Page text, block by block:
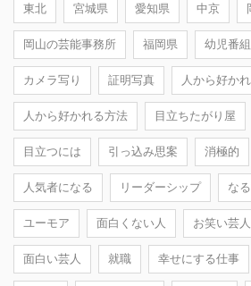
東北 宮城県 愛知県 中京
岡山の芸能事務所 福岡県 幼児番組
カメラ写り 証明写真 人から好か
人から好かれる方法 目立ちたがり屋
目立つには 引っ込み思案 消極的
人気者になる リーダーシップ な
ユーモア 面白くない人 お笑い芸
面白い芸人 就職 幸せにする仕事